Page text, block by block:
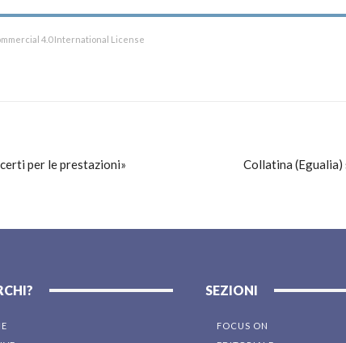
4.0 International License
per le prestazioni»
Collatina (Egualia)
SEZIONI
FOCUS ON